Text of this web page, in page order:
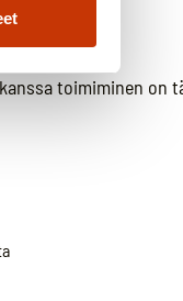
toimiminen on